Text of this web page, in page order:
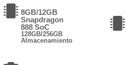
8GB/12GB
Snapdragon
888 SoC
128GB/256GB
Almacenamiento